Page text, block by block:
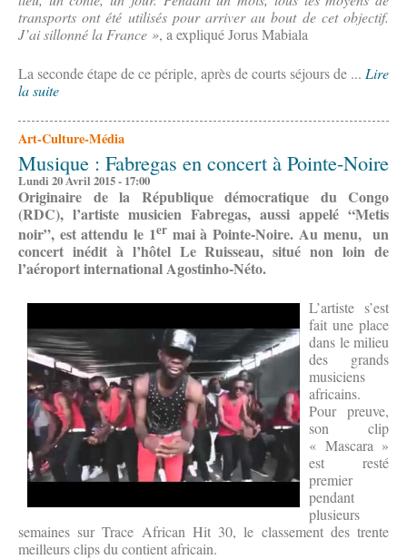
transports ont été utilisés pour arriver au bout de cet objectif.
J’ai sillonné la France », a expliqué Jorus Mabiala
La seconde étape de ce périple, après de courts séjours de ... Lire
la suite
Art-Culture-Média
Musique : Fabregas en concert à Pointe-Noire
Lundi 20 Avril 2015 - 17:00
Originaire de la République démocratique du Congo
(RDC), l’artiste musicien Fabregas, aussi appelé “Metis
noir”, est attendu le 1ermai à Pointe-Noire. Au menu, un
concert inédit à l’hôtel Le Ruisseau, situé non loin de
l’aéroport international Agostinho-Néto.
L’artiste s’est
fait une place
dans le milieu
des grands
musiciens
africains.
Pour preuve,
son clip
« Mascara »
est resté
premier
pendant
plusieurs
semaines sur Trace African Hit 30, le classement des trente
meilleurs clips du contient africain.